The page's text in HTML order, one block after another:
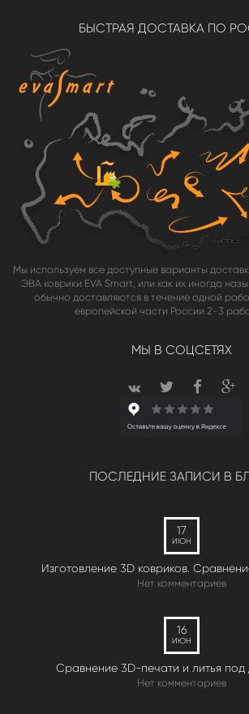
БЫСТРАЯ ДОСТАВКА ПО
Мы используем все доступные варианты
ЭВА коврики EVA Smart, или как их иногда
обычно доставляются в течение одной
европейской части России 2-3
МЫ В СОЦСЕТЯХ
ПОСЛЕДНИЕ ЗАПИСИ В
17
ИЮН
Изготовление 3D ковриков.
Нет комментариев
16
ИЮН
Сравнение 3D-печати и литья под
Нет комментариев